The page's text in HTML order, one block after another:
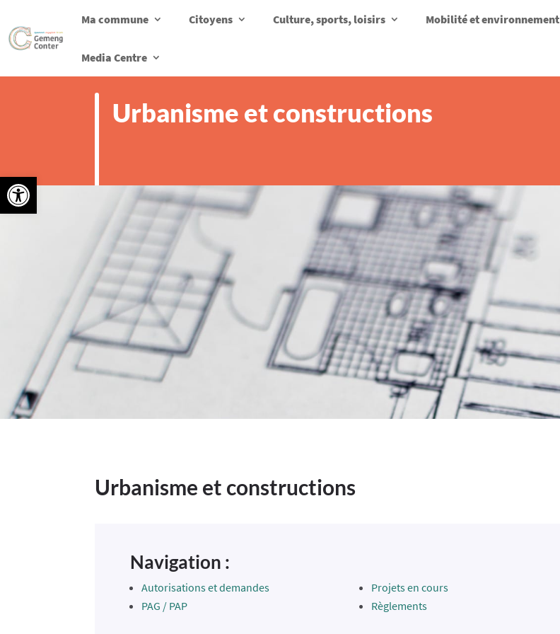
Ma commune Citoyens Culture, sports, loisirs Mobilité et environnement
Media Centre
Urbanisme et constructions
Urbanisme et constructions
Navigation :
Autorisations et demandes
PAG / PAP
Projets en cours
Règlements
Ouvrir la barre d’outils